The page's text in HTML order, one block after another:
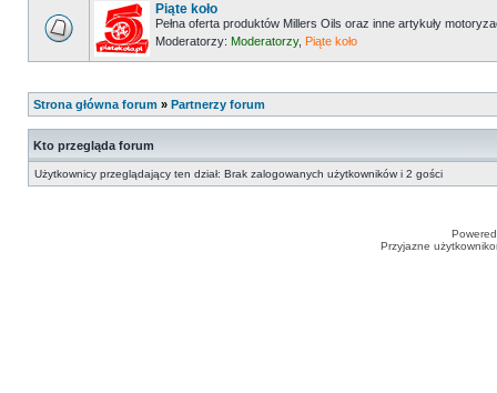
Piąte koło
Pełna oferta produktów Millers Oils oraz inne artykuły
Moderatorzy: Moderatorzy, Piąte koło
Strona główna forum » Partnerzy forum
Kto przegląda forum
Użytkownicy przeglądający ten dział: Brak zalogowanych użytkowników i 2 gości
Przyjazne